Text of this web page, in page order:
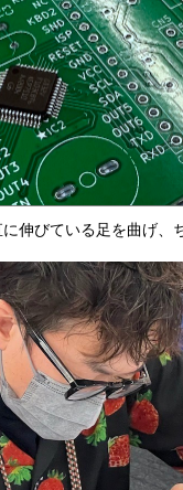
伸びている足を曲げ、